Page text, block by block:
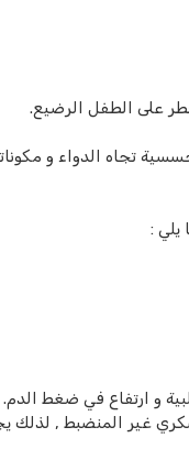
على الطفل الرضيع.
تجاه الدواء و
يلي :
و ارتفاع في ضغط الدم.
غير المنضبط , لذلك